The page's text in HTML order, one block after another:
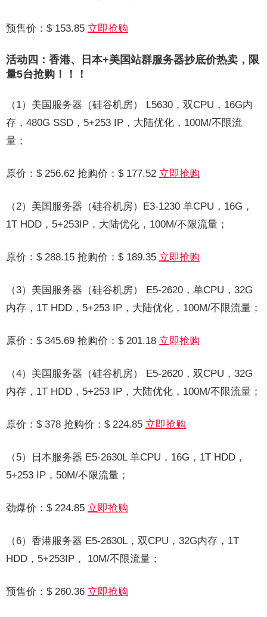
预售价：$ 153.85 立即抢购
活动四：香港、日本+美国站群服务器抄底价热卖，限
量5台抢购！！！
（1）美国服务器（硅谷机房） L5630，双CPU，16G内
存，480G SSD，5+253 IP，大陆优化，100M/不限流
量；
原价：$ 256.62 抢购价：$ 177.52 立即抢购
（2）美国服务器（硅谷机房）E3-1230 单CPU，16G，
1T HDD，5+253IP，大陆优化，100M/不限流量；
原价：$ 288.15 抢购价：$ 189.35 立即抢购
（3）美国服务器（硅谷机房） E5-2620，单CPU，32G
内存，1T HDD，5+253 IP，大陆优化，100M/不限流量；
原价：$ 345.69 抢购价：$ 201.18 立即抢购
（4）美国服务器（硅谷机房） E5-2620，双CPU，32G
内存，1T HDD，5+253 IP，大陆优化，100M/不限流量；
原价：$ 378 抢购价：$ 224.85 立即抢购
（5）日本服务器 E5-2630L 单CPU，16G，1T HDD，
5+253 IP，50M/不限流量；
劲爆价：$ 224.85 立即抢购
（6）香港服务器 E5-2630L，双CPU，32G内存，1T
HDD，5+253IP， 10M/不限流量；
预售价：$ 260.36 立即抢购